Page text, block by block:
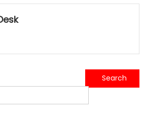
कुमाऊं आयुक्त दीपक रावत ने ड्रेनेज सिस्टम पर जताई सख्ती, अतिक्रमण हटाने और नालों की सफाई के दिए निर्देश